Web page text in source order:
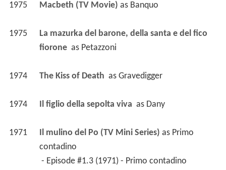
1975 Macbeth (TV Movie) as Banquo
1975
La mazurka del barone, della santa e del fico
fiorone as Petazzoni
1974 The Kiss of Death as Gravedigger
1974 Il figlio della sepolta viva as Dany
1971 Il mulino del Po (TV Mini Series) as Primo
contadino
- Episode #1.3 (1971) - Primo contadino